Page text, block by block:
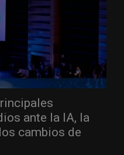
ante la IA, la
cambios de